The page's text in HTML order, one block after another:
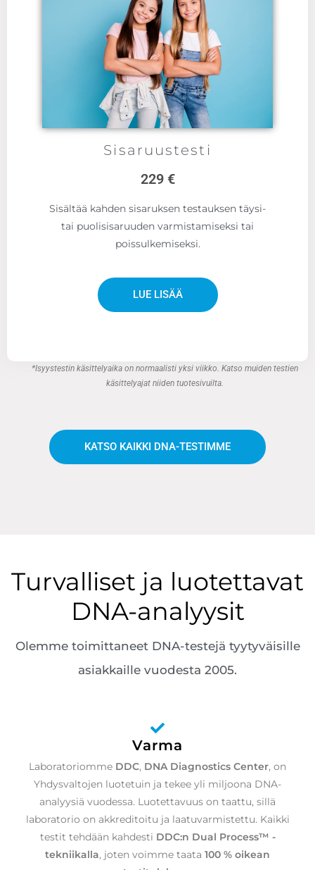
Sisaruustesti
229 €
Sisältää kahden sisaruksen testauksen täysi-
tai puolisisaruuden varmistamiseksi tai
poissulkemiseksi.
LUE LISÄÄ
*Isyystestin käsittelyaika on normaalisti yksi viikko. Katso muiden testien
käsittelyajat niiden tuotesivuilta.
KATSO KAIKKI DNA-TESTIMME
Turvalliset ja luotettavat
DNA-analyysit
Olemme toimittaneet DNA-testejä tyytyväisille
asiakkaille vuodesta 2005.
Varma
Laboratoriomme DDC, DNA Diagnostics Center, on
Yhdysvaltojen luotetuin ja tekee yli miljoona DNA-
analyysiä vuodessa. Luotettavuus on taattu, sillä
laboratorio on akkreditoitu ja laatuvarmistettu. Kaikki
testit tehdään kahdesti DDC:n Dual Process™ -
tekniikalla, joten voimme taata 100 % oikean